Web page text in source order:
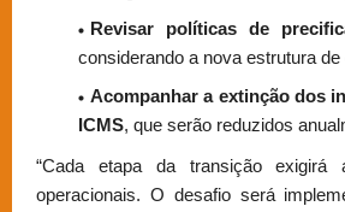
Revisar políticas de
considerando a nova estrutura
Acompanhar a extinção dos
ICMS, que serão reduzidos
“Cada etapa da transição exigirá
operacionais. O desafio será